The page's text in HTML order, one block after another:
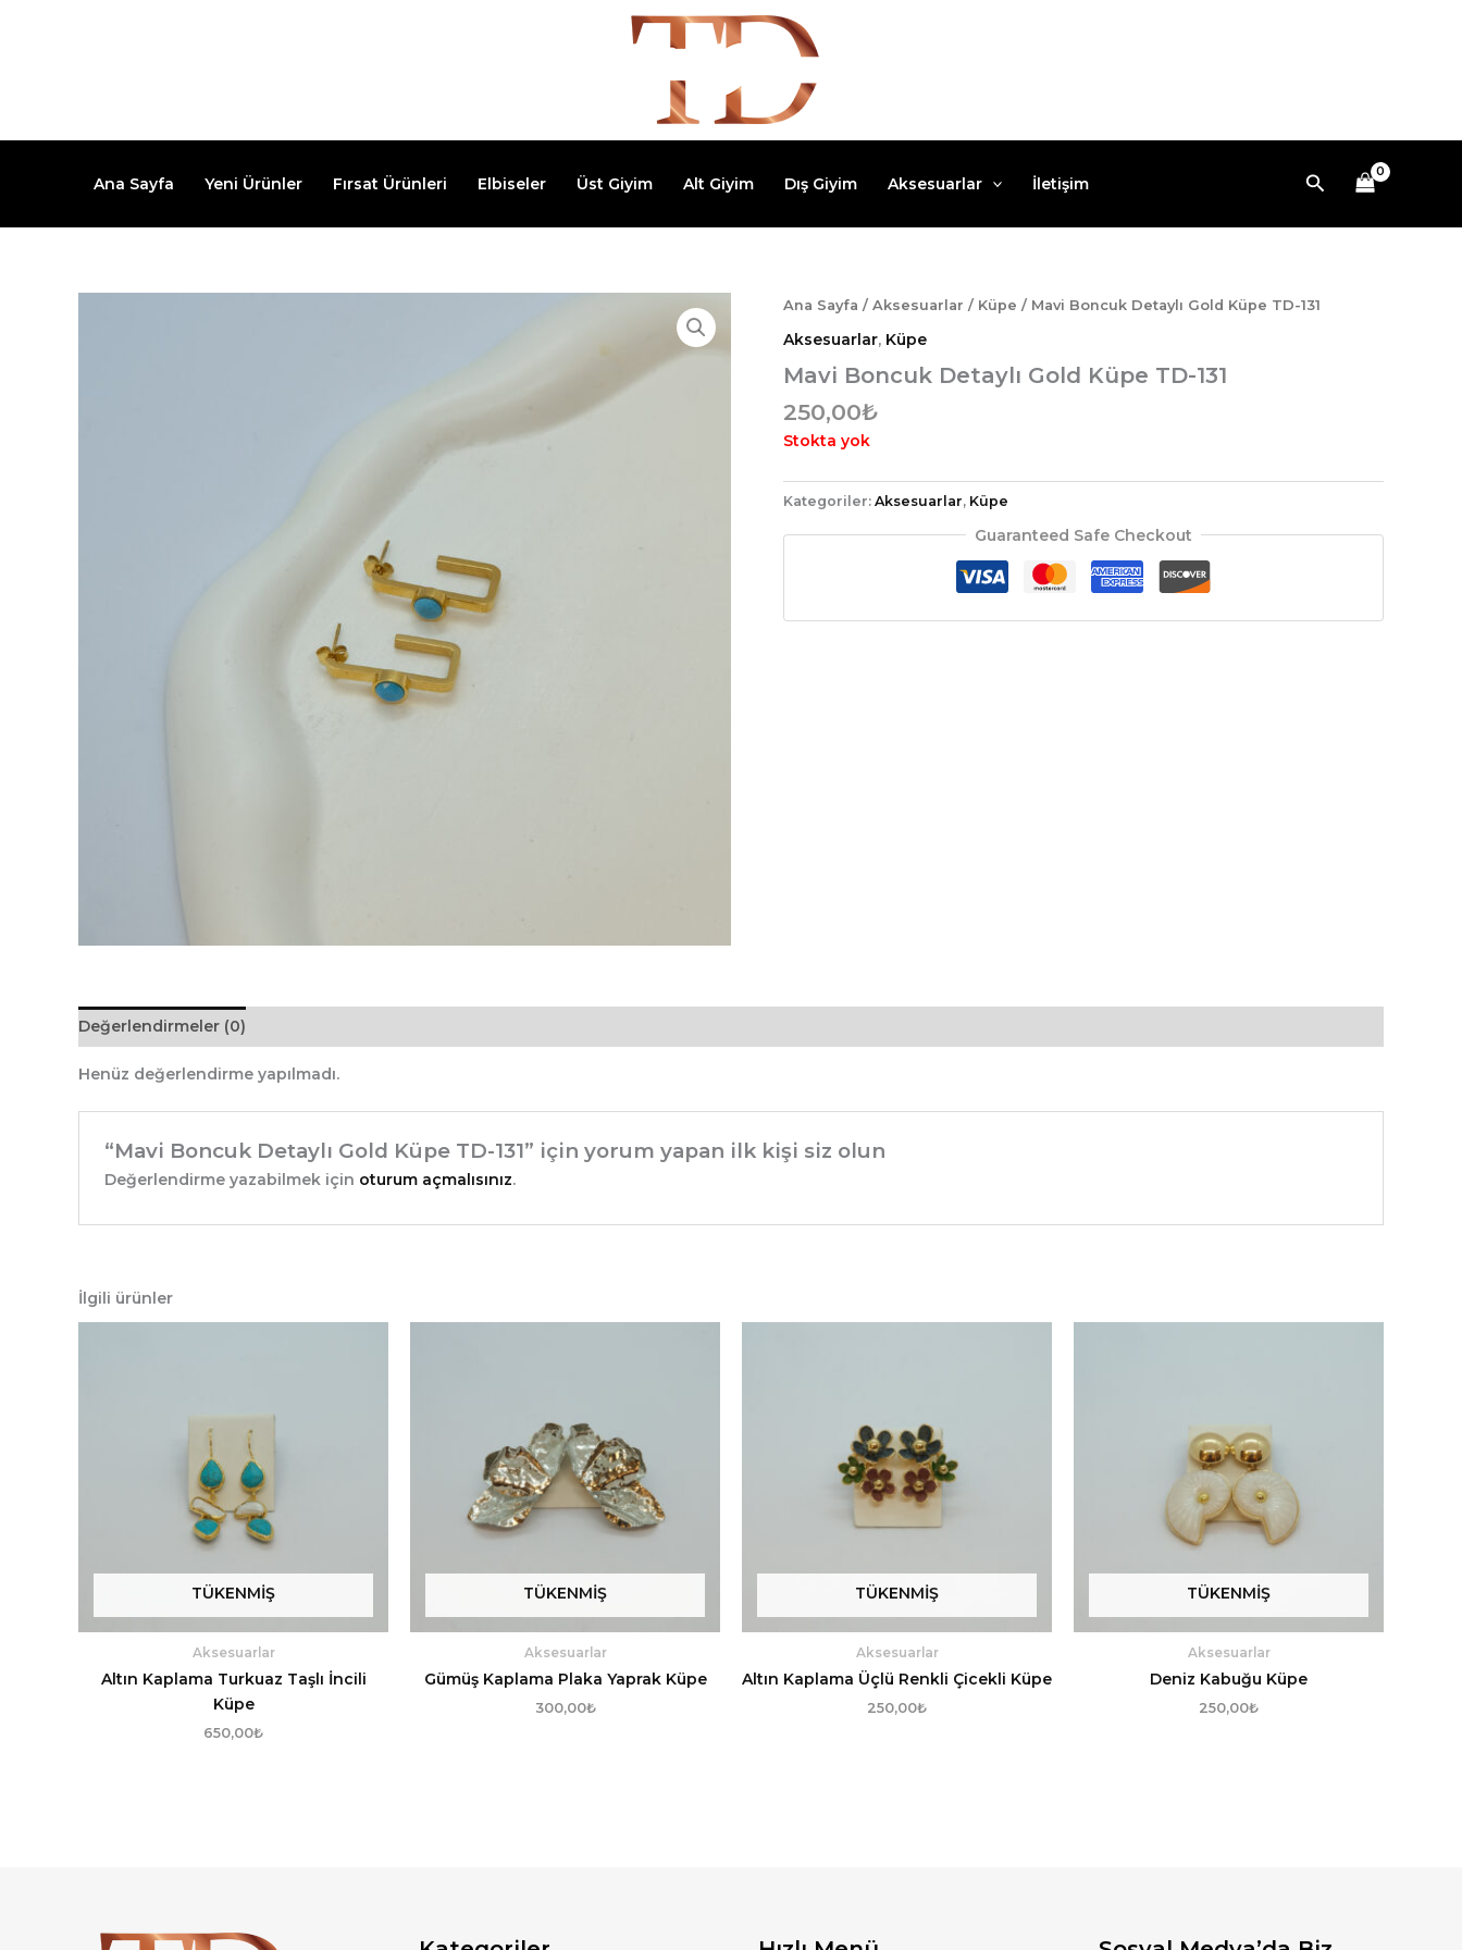
Ana Sayfa Yeni Ürünler Fırsat Ürünleri Elbiseler Üst Giyim Alt Giyim Dış Giyim Aksesuarlar İletişim Arama
Ana Sayfa / Aksesuarlar / Küpe / Mavi Boncuk Detaylı Gold Küpe TD-131
Aksesuarlar, Küpe
Mavi Boncuk Detaylı Gold Küpe TD-131
250,00₺
Stokta yok
Kategoriler: Aksesuarlar, Küpe
Guaranteed Safe Checkout
Değerlendirmeler (0)
Henüz değerlendirme yapılmadı.
“Mavi Boncuk Detaylı Gold Küpe TD-131” için yorum yapan ilk kişi siz olun
Değerlendirme yazabilmek için oturum açmalısınız.
İlgili ürünler
TÜKENMIŞ
Aksesuarlar
Altın Kaplama Turkuaz Taşlı İncili
Küpe
650,00₺
TÜKENMIŞ
Aksesuarlar
Gümüş Kaplama Plaka Yaprak Küpe
300,00₺
TÜKENMIŞ
Aksesuarlar
Altın Kaplama Üçlü Renkli Çicekli Küpe
250,00₺
TÜKENMIŞ
Aksesuarlar
Deniz Kabuğu Küpe
250,00₺